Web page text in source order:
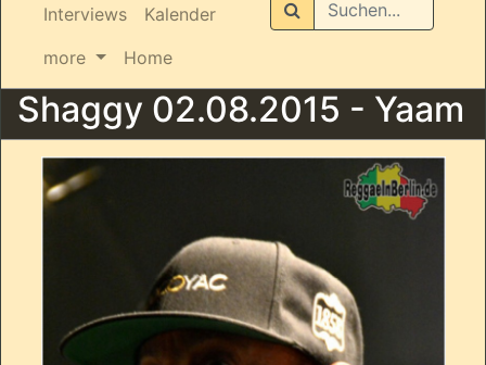
Interviews
Kalender
more
Home
Shaggy 02.08.2015 - Yaam